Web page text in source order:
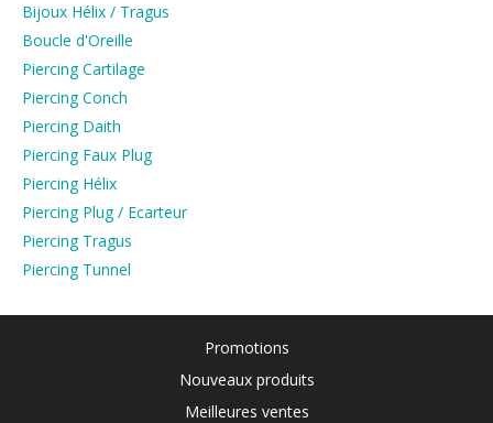
Bijoux Hélix / Tragus
Boucle d'Oreille
Piercing Cartilage
Piercing Conch
Piercing Daith
Piercing Faux Plug
Piercing Hélix
Piercing Plug / Ecarteur
Piercing Tragus
Piercing Tunnel
Promotions
Nouveaux produits
Meilleures ventes